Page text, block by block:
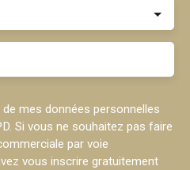
mes données personnelles
Si vous ne souhaitez pas faire
par voie
vous inscrire gratuitement